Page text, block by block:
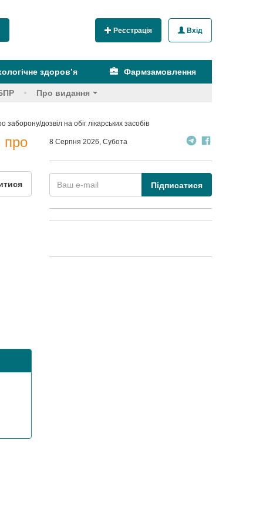
Реєстрація Вхід
здоров’я Фармзамовлення
Про видання
дозвіл на обіг лікарських засобів
про 8 Серпня 2026, Субота
Підписатися